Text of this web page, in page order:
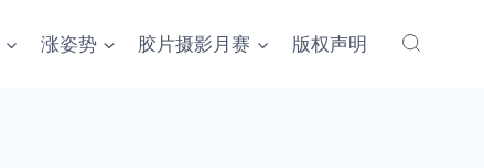
涨姿势 胶片摄影月赛 版权声明